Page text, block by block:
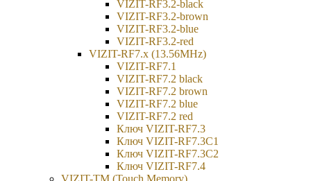
VIZIT-RF3.2-black
VIZIT-RF3.2-brown
VIZIT-RF3.2-blue
VIZIT-RF3.2-red
VIZIT-RF7.x (13.56MHz)
VIZIT-RF7.1
VIZIT-RF7.2 black
VIZIT-RF7.2 brown
VIZIT-RF7.2 blue
VIZIT-RF7.2 red
Ключ VIZIT-RF7.3
Ключ VIZIT-RF7.3C1
Ключ VIZIT-RF7.3C2
Ключ VIZIT-RF7.4
VIZIT-TM (Touch Memory)